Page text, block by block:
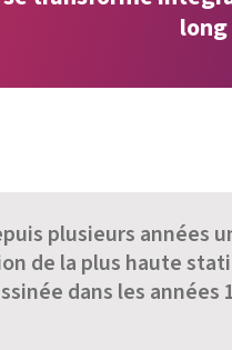
long
plusieurs années
de la plus haute
dans les années